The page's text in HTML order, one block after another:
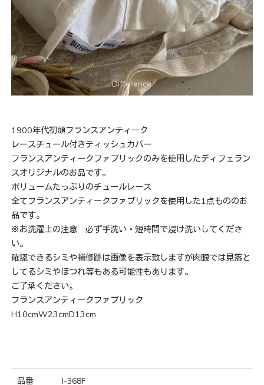
1900年代初頭フランスアンティーク
レースチュール付きティッシュカバー
フランスアンティークファブリックのみを使用したディフェラン
スオリジナルのお品です。
ボリュームたっぷりのチュールレース
全てフランスアンティークファブリックを使用した1点もののお
品です。
※お洗濯上の注意 必ず手洗い・短時間で浸け洗いしてくださ
い。
確認できるシミや補修跡は画像を表示致しますが肉眼では見落と
してるシミやほつれ等もある可能性もあります。
ご了承ください。
フランスアンティークファブリック
H10cmW23cmD13cm
品番 I-368F